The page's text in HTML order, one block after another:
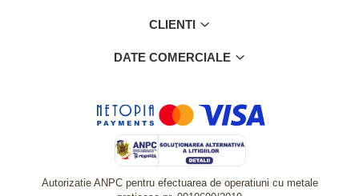
CLIENTI
DATE COMERCIALE
Autorizatie ANPC pentru efectuarea de operatiuni cu metale